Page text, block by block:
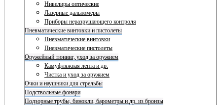
Нивелиры оптические
Лазерные дальномеры
Приборы неразрушающего контроля
Пневматические винтовки и пистолеты
Пневматические винтовки
Пневматические пистолеты
Оружейный тюнинг, уход за оружием
Камуфляжная лента и др.
Чистка и уход за оружием
Очки и наушники для стрельбы
Подствольные фонари
Подзорные трубы, бинокли, барометры и др. из бронзы